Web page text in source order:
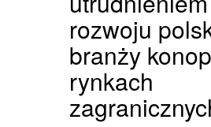
rozwoju
branży
rynkach